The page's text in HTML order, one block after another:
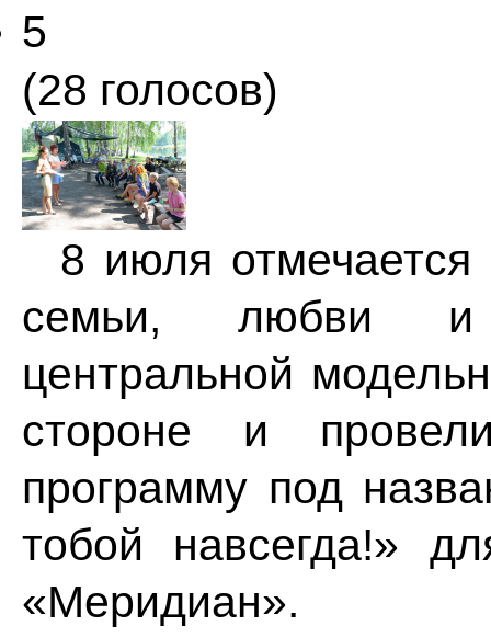
5
(28 голосов)
8 июля отмечается
семьи, любви и
центральной
стороне и провели
программу под
тобой навсегда!»
«Меридиан».